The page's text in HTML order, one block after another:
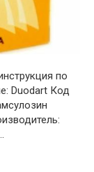
по
Duodart Код